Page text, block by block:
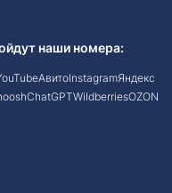
наши номера:
АвитоInstagramЯндекс
ChatGPTWildberriesOZON